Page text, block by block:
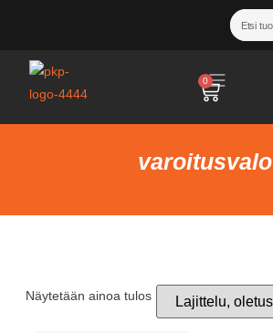
0
varoitusvalo
Näytetään ainoa tulos